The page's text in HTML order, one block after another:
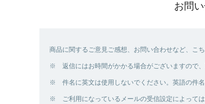
お問
商品に関するご意見ご感想、お問い合わせなど、こ
※ 返信にはお時間がかかる場合がございますので、
※ 件名に英文は使用しないでください。英語の件名
※ ご利用になっているメールの受信設定によって